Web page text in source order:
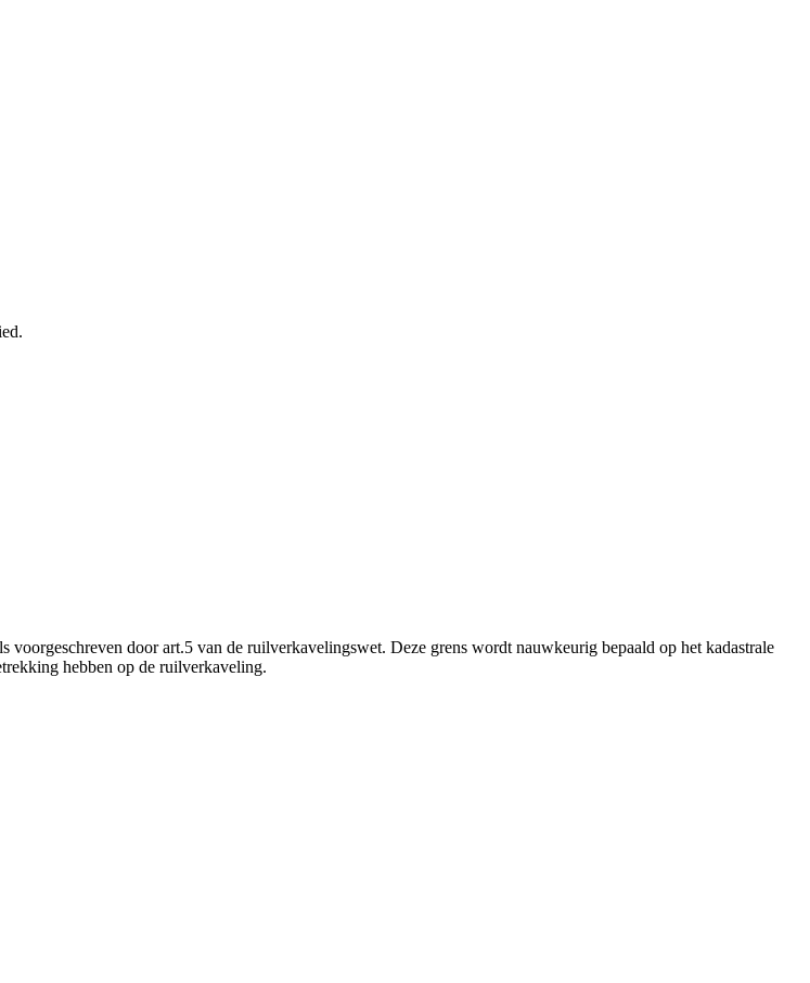
door art.5 van de ruilverkavelingswet. Deze grens wordt nauwkeurig bepaald op het kadastrale
hebben op de ruilverkaveling.